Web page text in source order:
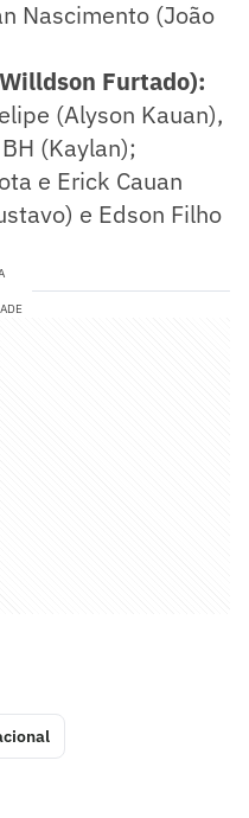
Nascimento (João
Furtado):
(Alyson Kauan),
(Kaylan);
e Erick Cauan
e Edson Filho